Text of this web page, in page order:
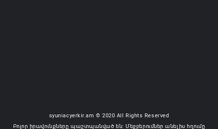
syuniacyerkir.am © 2020 All Rights Reserved
Բոլոր իրավունքները պաշտպանված են: Մեջբերումներ անելիս հղումը